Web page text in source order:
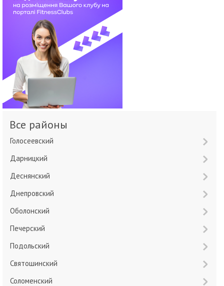
Все районы
Голосеевский
Дарницкий
Деснянский
Днепровский
Оболонский
Печерский
Подольский
Святошинский
Соломенский